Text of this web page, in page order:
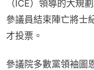
（ICE）領導的大規
參議員結束陣亡將士
才投票。
參議院多數黨領袖圖